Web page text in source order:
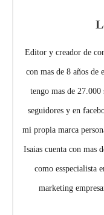
Editor y creador de
con mas de 8 años de
tengo mas de
seguidores y en
mi propia marca
Isaias cuenta con mas
como esspecialista
marketing